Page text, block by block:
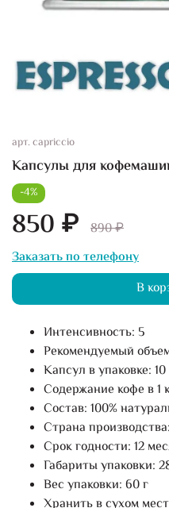
арт.capriccio
Капсулы для
-4%
850 ₽ 890 ₽
Заказать по телефону
В
Интенсивность: 5
Рекомендуемый
Капсул в упаковке: 10
Содержание кофе в 1
Состав: 100%
Страна
Срок годности: 12
Габариты упаковки:
Вес упаковки: 60 г